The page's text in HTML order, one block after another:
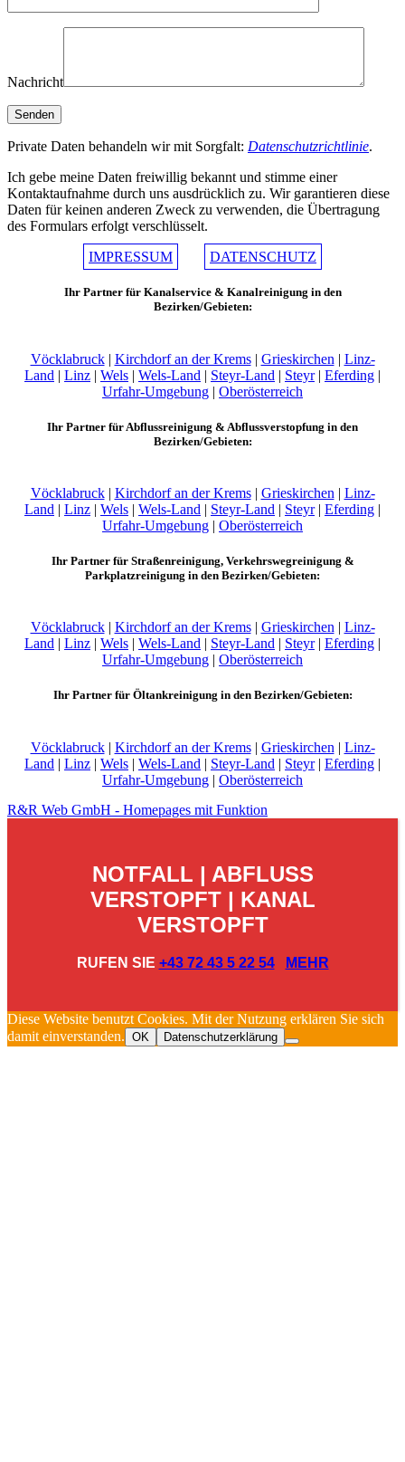
Nachricht
Private Daten behandeln wir mit Sorgfalt: Datenschutzrichtlinie.
Ich gebe meine Daten freiwillig bekannt und stimme einer
Kontaktaufnahme durch uns ausdrücklich zu. Wir garantieren diese
Daten für keinen anderen Zweck zu verwenden, die Übertragung
des Formulars erfolgt verschlüsselt.
IMPRESSUM
DATENSCHUTZ
Ihr Partner für Kanalservice & Kanalreinigung in den
Bezirken/Gebieten:
Vöcklabruck| Kirchdorf an der Krems| Grieskirchen | Linz-
Land | Linz | Wels | Wels-Land | Steyr-Land | Steyr| Eferding |
Urfahr-Umgebung | Oberösterreich
Ihr Partner für Abflussreinigung & Abflussverstopfung in den
Bezirken/Gebieten:
Vöcklabruck| Kirchdorf an der Krems| Grieskirchen | Linz-
Land | Linz | Wels | Wels-Land | Steyr-Land | Steyr| Eferding |
Urfahr-Umgebung | Oberösterreich
Ihr Partner für Straßenreinigung, Verkehrswegreinigung &
Parkplatzreinigung in den Bezirken/Gebieten:
Vöcklabruck| Kirchdorf an der Krems| Grieskirchen | Linz-
Land | Linz | Wels | Wels-Land | Steyr-Land | Steyr| Eferding |
Urfahr-Umgebung | Oberösterreich
Ihr Partner für Öltankreinigung in den Bezirken/Gebieten:
Vöcklabruck| Kirchdorf an der Krems| Grieskirchen | Linz-
Land | Linz | Wels | Wels-Land | Steyr-Land | Steyr| Eferding |
Urfahr-Umgebung | Oberösterreich
R&R Web GmbH - Homepages mit Funktion
NOTFALL | ABFLUSS
VERSTOPFT | KANAL
VERSTOPFT
RUFEN SIE +43 72 43 5 22 54 MEHR
Diese Website benutzt Cookies. Mit der Nutzung erklären Sie sich
damit einverstanden. OK Datenschutzerklärung